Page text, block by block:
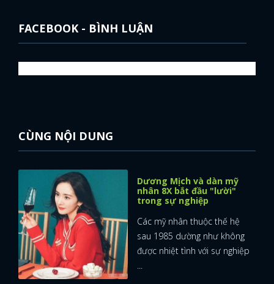
FACEBOOK - BÌNH LUẬN
CÙNG NỘI DUNG
Dương Mịch và dàn mỹ
nhân 8X bắt đầu "lười"
trong sự nghiệp
Các mỹ nhân thuộc thế hệ
sau 1985 dường như không
được nhiệt tình với sự nghiệp
...